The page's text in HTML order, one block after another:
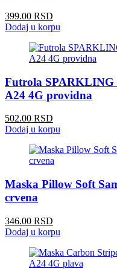
399.00 RSD
Dodaj u korpu
Futrola SPARKLING
A24 4G providna
502.00 RSD
Dodaj u korpu
Maska Pillow Soft
crvena
346.00 RSD
Dodaj u korpu